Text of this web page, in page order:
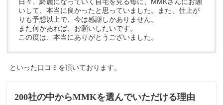
日々、綺麗になっていく自宅を見る毎に、MMKさんにお願
いして、本当に良かったと思っていました。また、仕上が
りも予想以上で、今は感謝しかありません。
また何かあれば、お願いしたいです。
この度は、本当にありがとうございました。
といった口コミを頂いております。
200社の中からMMKを選んでいただける理由